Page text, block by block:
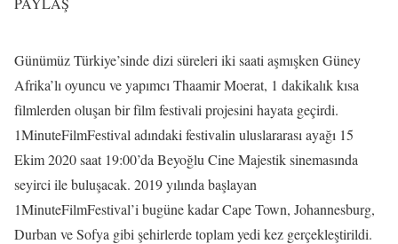
Günümüz Türkiye’sinde dizi süreleri iki saati aşmışken Güney
Afrika’lı oyuncu ve yapımcı Thaamir Moerat, 1 dakikalık kısa
filmlerden oluşan bir film festivali projesini hayata geçirdi.
1MinuteFilmFestival adındaki festivalin uluslararası ayağı 15
Ekim 2020 saat 19:00’da Beyoğlu Cine Majestik sinemasında
seyirci ile buluşacak. 2019 yılında başlayan
1MinuteFilmFestival’i bugüne kadar Cape Town, Johannesburg,
Durban ve Sofya gibi şehirlerde toplam yedi kez gerçekleştirildi.